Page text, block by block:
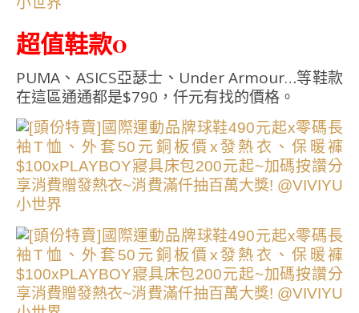
超值鞋款0
PUMA、ASICS亞瑟士、Under Armour…等鞋款
在這區通通都是$790，仟元有找的價格。